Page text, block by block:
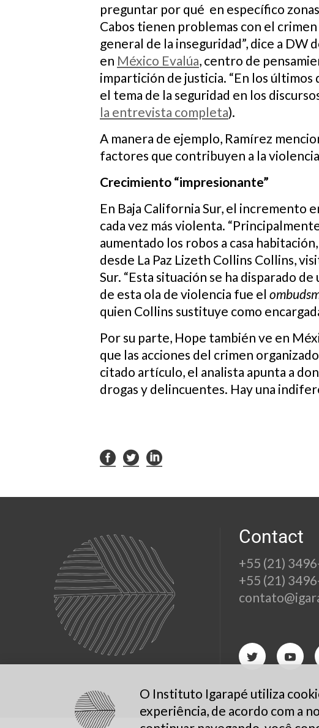
preguntar por qué en específico
Cabos tienen problemas con el
general de la inseguridad”, dice a
en México Evalúa, centro de
impartición de justicia. “En los últimos
el tema de la seguridad en los
la entrevista completa).
A manera de ejemplo, Ramírez
factores que contribuyen a la
Crecimiento “impresionante”
En Baja California Sur, el incremento
cada vez más violenta.
aumentado los robos a casa
desde La Paz Lizeth Collins Collins,
Sur. “Esta situación se ha disparado
de esta ola de violencia fue el
quien Collins sustituye como
Por su parte, Hope también ve en
que las acciones del crimen
citado artículo, el analista apunta a
drogas y delincuentes. Hay una
Contact
+55 (21)
+55 (21)
O Instituto Igarapé utiliza
experiência, de acordo com a